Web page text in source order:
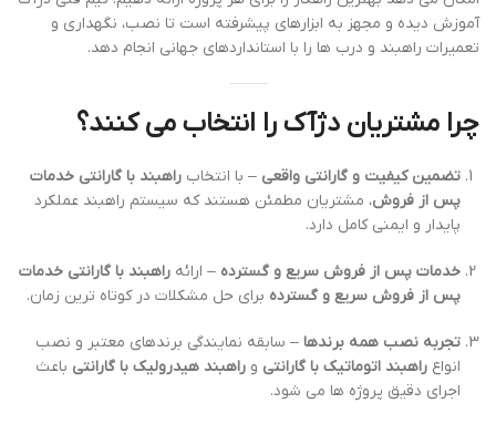
آموزش دیده و مجهز به ابزارهای پیشرفته است تا نصب، نگهداری و
تعمیرات راهبند و درب ها را با استانداردهای جهانی انجام دهد.
چرا مشتریان دژآک را انتخاب می کنند؟
تضمین کیفیت و گارانتی واقعی – با انتخاب راهبند با گارانتی خدمات
پس از فروش، مشتریان مطمئن هستند که سیستم راهبند عملکرد
پایدار و ایمنی کامل دارد.
خدمات پس از فروش سریع و گسترده – ارائه راهبند با گارانتی خدمات
پس از فروش سریع و گسترده برای حل مشکلات در کوتاه ترین زمان.
تجربه نصب همه برندها – سابقه نمایندگی برندهای معتبر و نصب
انواع راهبند اتوماتیک با گارانتی و راهبند هیدرولیک با گارانتی باعث
اجرای دقیق پروژه ها می شود.